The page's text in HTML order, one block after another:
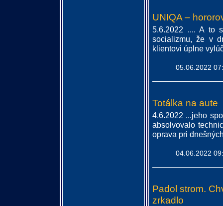
UNIQA –
5.6.2022 .... A to
socializmu, že v
klientovi úplne
05.06.2022
Totálka na aute
4.6.2022 ...jeho
absolvovalo
oprava pri
04.06.2022
Padol strom.
zrkadlo